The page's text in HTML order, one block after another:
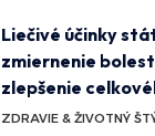
Liečivé účinky
zmiernenie
zlepšenie
ZDRAVIE & ŽIVOTNÝ